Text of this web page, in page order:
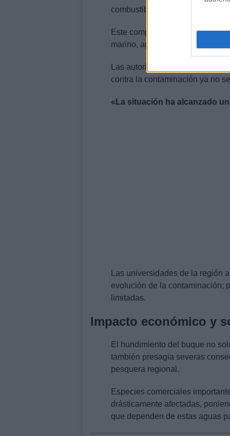
combustible del barco, de baja
Este compuesto, de ser
marino, agravando aún más la
Las autoridades y expertos
contra la contaminación ya no
«La situación ha alcanzado
Las universidades de la región
evolución de la contaminación;
limitadas.
Impacto económico y
El hundimiento del buque no
también presagia severas
pesquera regional.
Especies comerciales
drásticamente afectadas,
que dependen de estas aguas